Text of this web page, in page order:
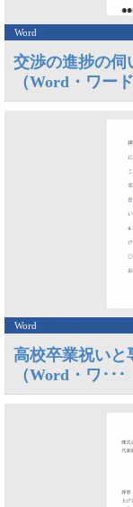
Word
交渉の進捗の伺
（Word・ワード
Word
高校卒業祝いと
（Word・ワ･･･